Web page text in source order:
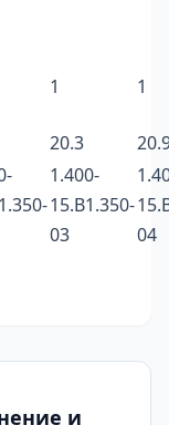
1 1
20.3
1.400-
15.B1.350-
03
04
и